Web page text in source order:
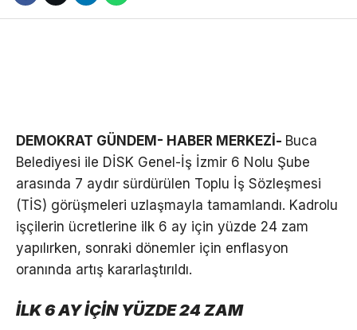
DEMOKRAT GÜNDEM- HABER MERKEZİ- Buca
Belediyesi ile DİSK Genel-İş İzmir 6 Nolu Şube
arasında 7 aydır sürdürülen Toplu İş Sözleşmesi
(TİS) görüşmeleri uzlaşmayla tamamlandı. Kadrolu
işçilerin ücretlerine ilk 6 ay için yüzde 24 zam
yapılırken, sonraki dönemler için enflasyon
oranında artış kararlaştırıldı.
İLK 6 AY İÇİN YÜZDE 24 ZAM